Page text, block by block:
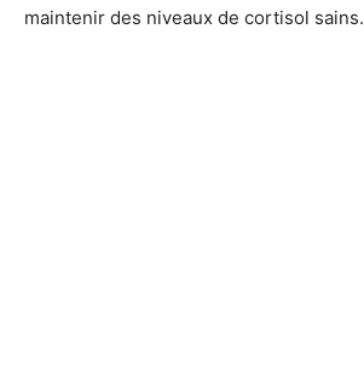
maintenir des niveaux de cortisol sains.